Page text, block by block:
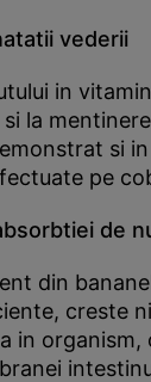
vederii
in
la
si
pe
de
din
creste
in organism,